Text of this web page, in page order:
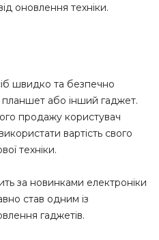
оновлення техніки.
швидко та безпечно
або інший гаджет.
продажу користувач
вартість свого
техніки.
за новинками електроніки
став одним із
гаджетів.